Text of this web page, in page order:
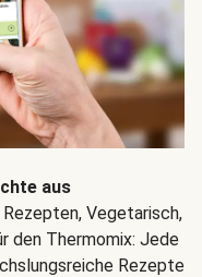
aus
Vegetarisch,
den Thermomix: Jede
Rezepte